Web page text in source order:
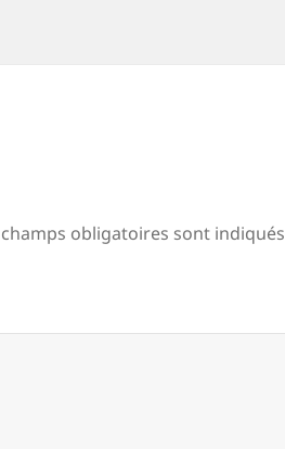
champs obligatoires sont indiqués